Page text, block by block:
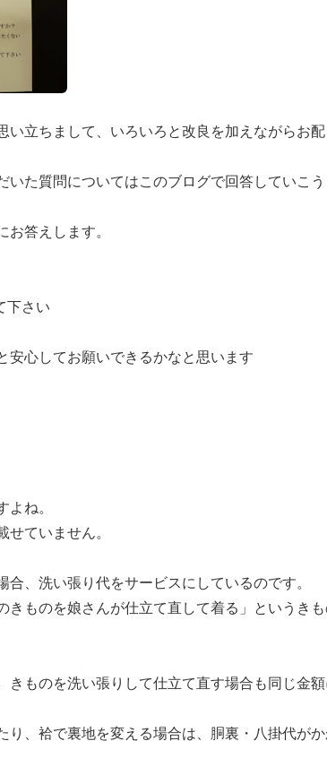
立ちまして、いろいろと改良を加えながらお配
た質問についてはこのブログで回答していこう
答えします。
下さい
安心してお願いできるかなと思います
ね。
ていません。
、洗い張り代をサービスにしているのです。
ものを娘さんが仕立て直して着る」というき
ものを洗い張りして仕立て直す場合も同じ金額
、袷で裏地を変える場合は、胴裏・八掛代が